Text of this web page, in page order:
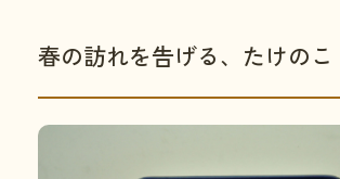
春の訪れを告げる、たけのこ